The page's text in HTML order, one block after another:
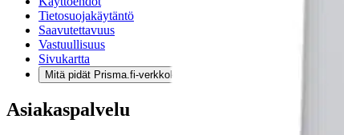
Tietosuojakäytäntö
Saavutettavuus
Vastuullisuus
Sivukartta
Mitä pidät Prisma.fi-verkkokaupasta?
Asiakaspalvelu